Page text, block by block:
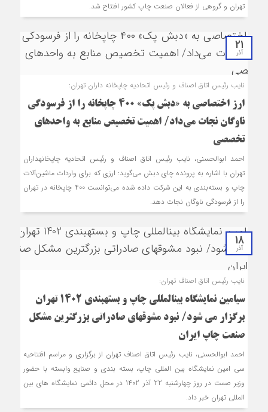
تهران و گروهی از فعالان صنعت چاپ کشور افتتاح شد.
21
آذر
نایب رئیس اتاق اصناف و رئیس اتحادیه چاپخانه داران تهران:
ارز اختصاصی به «دبش پک» ۴۰۰ چاپخانه را از فرسودگی
ناوگان نجات می‌داد/ اهمیت تخصیص منابع به واحدهای
تخصصی
احمد ابوالحسنی، نایب رئیس اتاق اصناف و رئیس اتحادیه چاپخانه‎داران
تهران با اشاره به پرونده چای دبش می‌گوید: ارزی که برای واردات ماشین‌آلات
چاپ و بسته‌بندی به این شرکت داده شده می‌توانست ۴۰۰ چاپخانه در تهران
را از فرسودگی ناوگان نجات دهد.
18
آذر
نایب رئیس اتاق اصناف تهران:
سی‎امین نمایشگاه بین‎المللی چاپ و بسته‎بندی 1402 تهران
برگزار می شود/ نبود مشوق‎های صادراتی بزرگترین مشکل
صنعت چاپ ایران
احمد ابوالحسنی، نایب رئیس اتاق اصناف تهران از برگزاری و مراسم افتتاحیه
سی امین نمایشگاه بین المللی چاپ، بسته بندی و صنایع وابسته با حضور
وزیر صمت در روز چهارشنبه 22 آذر 1402 در محل دائمی نمایشگاه های بین
المللی تهران خبر داد.